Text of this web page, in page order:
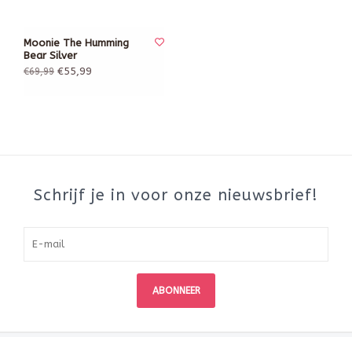
Moonie The Humming
Bear Silver
€69,99 €55,99
Schrijf je in voor onze nieuwsbrief!
ABONNEER